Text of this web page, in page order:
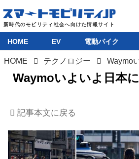
HOME
電動バイク
電動キックボード
HOME EV 電動バイク
HOME テクノロジー
Waymoいよいよ日本に
記事本文に戻る